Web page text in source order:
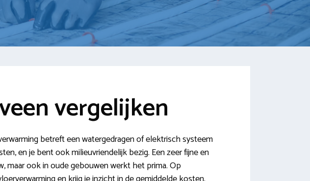
vergelijken
betreft een watergedragen of elektrisch systeem
en je bent ook milieuvriendelijk bezig. Een zeer fijne en
maar ook in oude gebouwen werkt het prima. Op